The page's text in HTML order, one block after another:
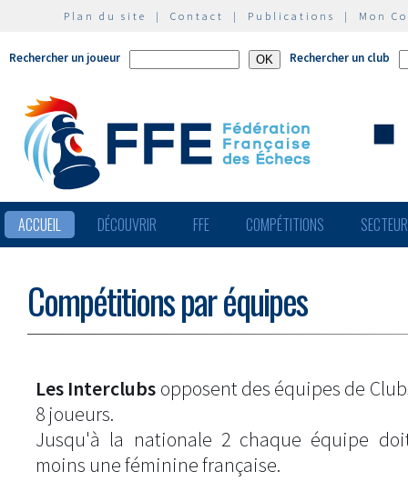
Plan du site | Contact | Publications | Mon
Rechercher un joueur Rechercher un club
ACCUEIL DÉCOUVRIR FFE COMPÉTITIONS
Compétitions par équipes
Les Interclubs opposent des équipes de
8 joueurs.
Jusqu'à la nationale 2 chaque équipe
moins une féminine française.